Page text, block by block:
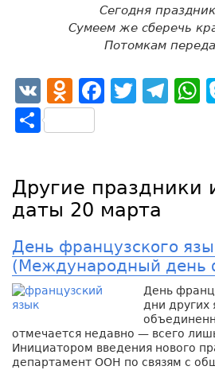
Сегодня
Сумеем же сберечь
Потомкам
VK
Отправить
Другие праздники
даты 20 марта
День французского
(Международный день
День
дни других
отмечается недавно — всего
Инициатором введения нового
департамент ООН по связям с